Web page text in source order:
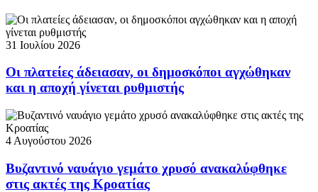
31 Ιουλίου 2026
Οι πλατείες άδειασαν, οι δημοσκόποι αγχώθηκαν
και η αποχή γίνεται ρυθμιστής
4 Αυγούστου 2026
Βυζαντινό ναυάγιο γεμάτο χρυσό ανακαλύφθηκε
στις ακτές της Κροατίας